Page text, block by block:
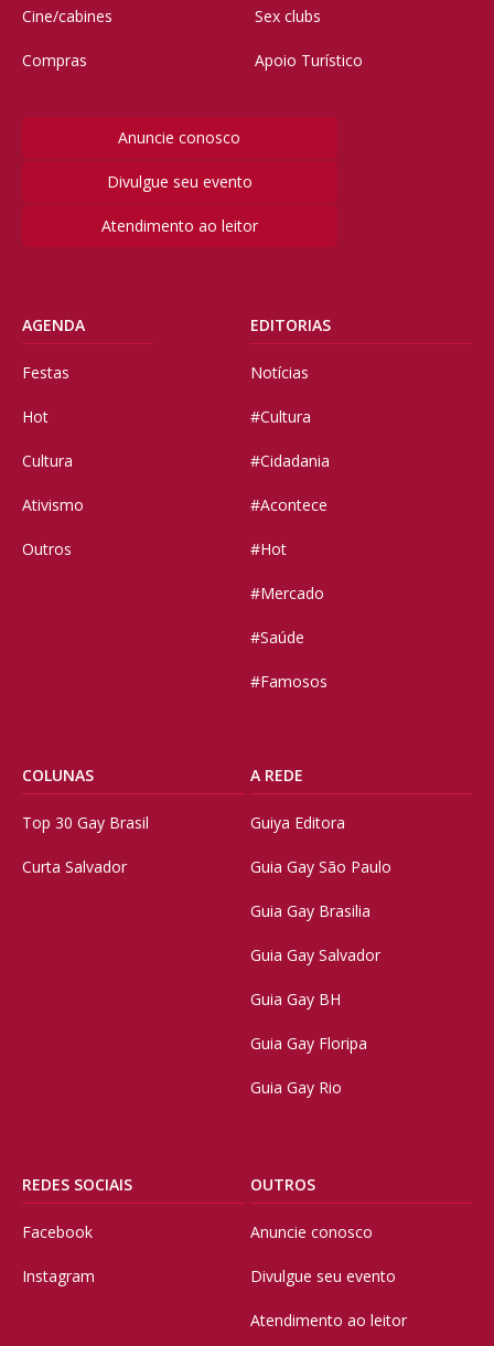
Cine/cabines
Compras
Sex clubs
Apoio Turístico
Anuncie conosco
Divulgue seu evento
Atendimento ao leitor
AGENDA
Festas
Hot
Cultura
Ativismo
Outros
EDITORIAS
Notícias
#Cultura
#Cidadania
#Acontece
#Hot
#Mercado
#Saúde
#Famosos
COLUNAS
Top 30 Gay Brasil
Curta Salvador
A REDE
Guiya Editora
Guia Gay São Paulo
Guia Gay Brasilia
Guia Gay Salvador
Guia Gay BH
Guia Gay Floripa
Guia Gay Rio
REDES SOCIAIS
Facebook
Instagram
OUTROS
Anuncie conosco
Divulgue seu evento
Atendimento ao leitor